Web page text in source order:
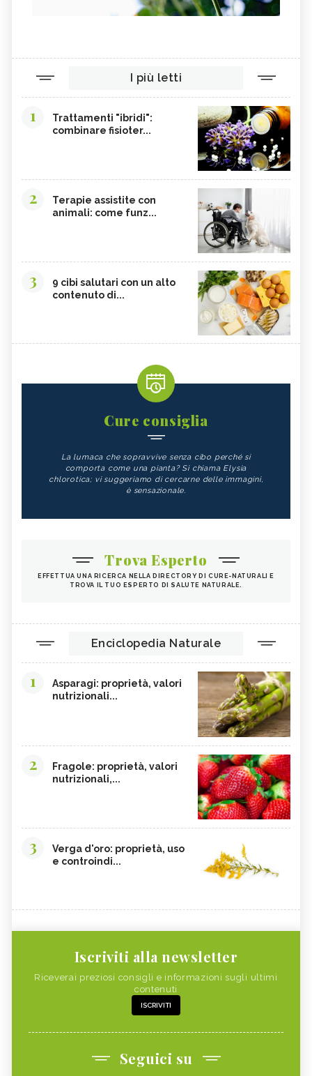
I più letti
1
Trattamenti "ibridi":
combinare fisioter...
2
Terapie assistite con
animali: come funz...
3
9 cibi salutari con un alto
contenuto di...
Cure consiglia
La lumaca che sopravvive senza cibo perché si
comporta come una pianta? Si chiama Elysia
chlorotica; vi suggeriamo di cercarne delle immagini,
è sensazionale.
Trova Esperto
EFFETTUA UNA RICERCA NELLA DIRECTORY DI CURE-NATURALI E
TROVA IL TUO ESPERTO DI SALUTE NATURALE.
Enciclopedia Naturale
1
Asparagi: proprietà, valori
nutrizionali...
2
Fragole: proprietà, valori
nutrizionali,...
3
Verga d'oro: proprietà, uso
e controindi...
Iscriviti alla newsletter
Riceverai preziosi consigli e informazioni sugli ultimi
contenuti
ISCRIVITI
Seguici su